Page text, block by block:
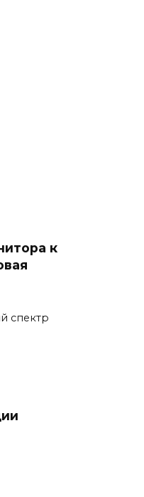
к
спектр